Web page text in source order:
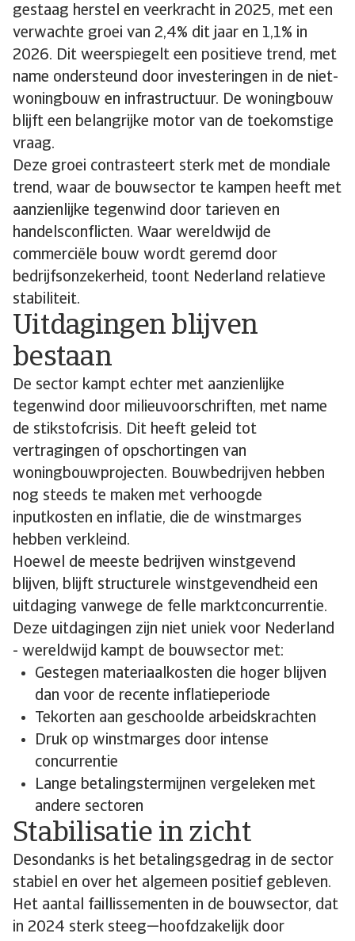
gestaag herstel en veerkracht in 2025, met een
verwachte groei van 2,4% dit jaar en 1,1% in
2026. Dit weerspiegelt een positieve trend, met
name ondersteund door investeringen in de niet-
woningbouw en infrastructuur. De woningbouw
blijft een belangrijke motor van de toekomstige
vraag.
Deze groei contrasteert sterk met de mondiale
trend, waar de bouwsector te kampen heeft met
aanzienlijke tegenwind door tarieven en
handelsconflicten. Waar wereldwijd de
commerciële bouw wordt geremd door
bedrijfsonzekerheid, toont Nederland relatieve
stabiliteit.
Uitdagingen blijven
bestaan
De sector kampt echter met aanzienlijke
tegenwind door milieuvoorschriften, met name
de stikstofcrisis. Dit heeft geleid tot
vertragingen of opschortingen van
woningbouwprojecten. Bouwbedrijven hebben
nog steeds te maken met verhoogde
inputkosten en inflatie, die de winstmarges
hebben verkleind.
Hoewel de meeste bedrijven winstgevend
blijven, blijft structurele winstgevendheid een
uitdaging vanwege de felle marktconcurrentie.
Deze uitdagingen zijn niet uniek voor Nederland
- wereldwijd kampt de bouwsector met:
Gestegen materiaalkosten die hoger blijven
dan voor de recente inflatieperiode
Tekorten aan geschoolde arbeidskrachten
Druk op winstmarges door intense
concurrentie
Lange betalingstermijnen vergeleken met
andere sectoren
Stabilisatie in zicht
Desondanks is het betalingsgedrag in de sector
stabiel en over het algemeen positief gebleven.
Het aantal faillissementen in de bouwsector, dat
in 2024 sterk steeg—hoofdzakelijk door